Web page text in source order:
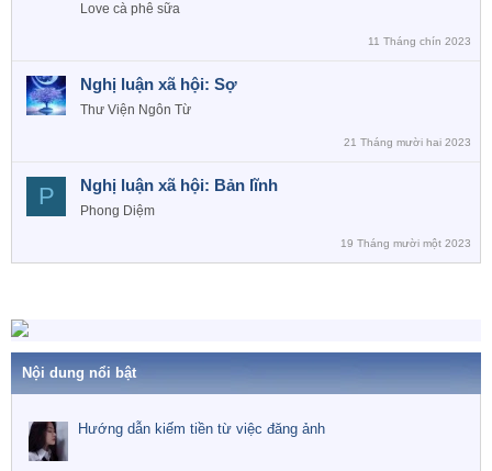
Love cà phê sữa
11 Tháng chín 2023
Nghị luận xã hội: Sợ
Thư Viện Ngôn Từ
21 Tháng mười hai 2023
P Nghị luận xã hội: Bản lĩnh
Phong Diệm
19 Tháng mười một 2023
Nội dung nổi bật
Hướng dẫn kiếm tiền từ việc đăng ảnh